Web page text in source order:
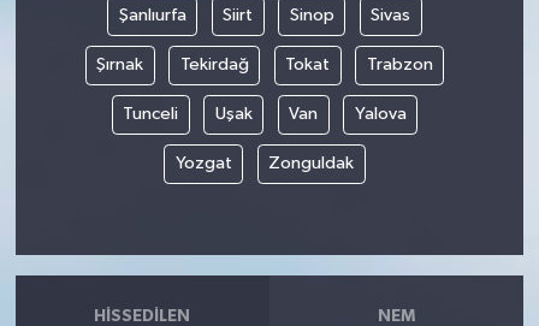
Şanlıurfa Siirt Sinop Sivas
Şırnak Tekirdağ Tokat Trabzon
Tunceli Uşak Van Yalova
Yozgat Zonguldak
HISSEDILEN NEM